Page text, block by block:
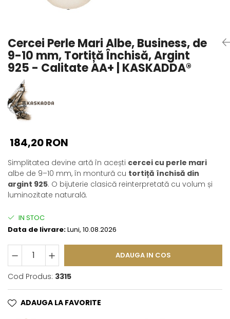
Seturi Perle cu Argint
Pandantive cu Perle
Brose cu Perle
Cercei Perle Mari Albe, Business, de
9-10 mm, Tortiță Închisă, Argint
925 - Calitate AA+ | KASKADDA®
184,20 RON
Simplitatea devine artă în acești cercei cu perle mari
albe de 9–10 mm, în montură cu tortiță închisă din
argint 925. O bijuterie clasică reinterpretată cu volum și
luminozitate naturală.
IN STOC
Data de livrare:Luni, 10.08.2026
ADAUGA IN COS
Cod Produs: 3315
ADAUGA LA FAVORITE